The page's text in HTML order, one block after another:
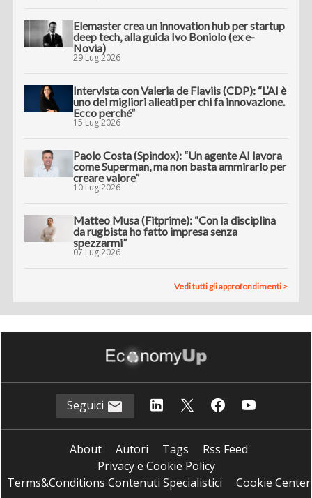
Elemaster crea un innovation hub per startup
deep tech, alla guida Ivo Boniolo (ex e-
Novia)
29 Lug 2026
Intervista con Valeria de Flaviis (CDP): “L’AI è
uno dei migliori alleati per chi fa innovazione.
Ecco perché”
15 Lug 2026
Paolo Costa (Spindox): “Un agente AI lavora
come Superman, ma non basta ammirarlo per
creare valore”
10 Lug 2026
Matteo Musa (Fitprime): “Con la disciplina
da rugbista ho fatto impresa senza
spezzarmi”
07 Lug 2026
Vedi tutti gli approfondimenti >
Seguici
About Autori Tags
Rss Feed
Privacy e Cookie Policy
Terms&Conditions Contenuti Specialistici
Cookie Center